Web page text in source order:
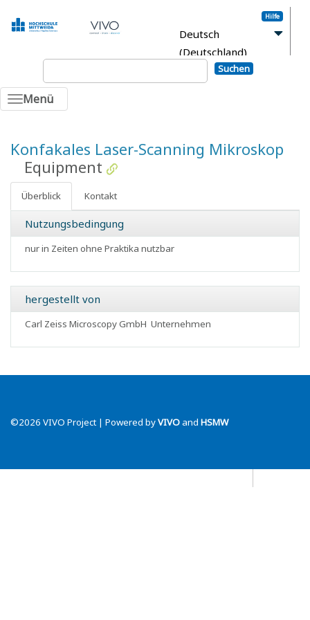
Hilfe
Deutsch
(Deutschland)
Suchen
Menü
Konfakales Laser-Scanning Mikroskop
Equipment
Überblick Kontakt
Nutzungsbedingung
nur in Zeiten ohne Praktika nutzbar
hergestellt von
Carl Zeiss Microscopy GmbH Unternehmen
©2026 VIVO Project | Powered byVIVOand HSMW